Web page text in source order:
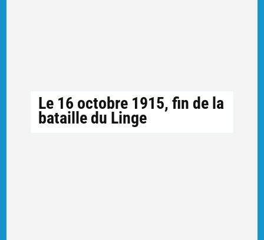
Le 16 octobre 1915, fin de la
bataille du Linge